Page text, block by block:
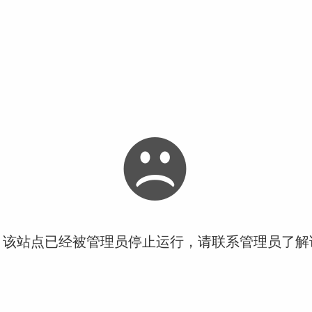
站点已经被管理员停止运行，请联系管理员了